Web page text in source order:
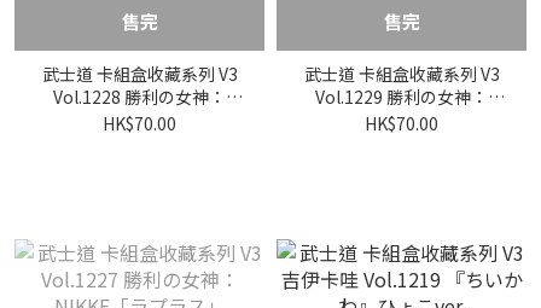
售完
武士道 卡組盒收藏系列 V3
Vol.1228 勝利の女神：
NIKKE「「ルピー：ウィン
HK$70.00
售完
武士道 卡組盒收藏系列 V3
Vol.1229 勝利の女神：
NIKKE「ラプラス」
HK$70.00